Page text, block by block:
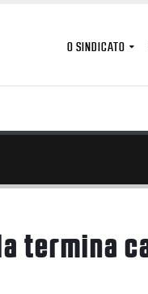
O SINDICATO
termina